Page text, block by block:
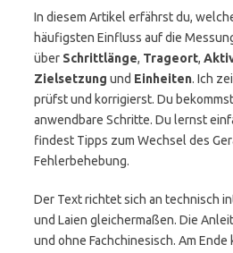
In diesem Artikel erfährst du,
häufigsten Einfluss auf die
über Schrittlänge, Trageort,
Zielsetzung und Einheiten. Ich
prüfst und korrigierst. Du
anwendbare Schritte. Du lernst
findest Tipps zum Wechsel des
Fehlerbehebung.
Der Text richtet sich an technisch
und Laien gleichermaßen. Die
und ohne Fachchinesisch. Am